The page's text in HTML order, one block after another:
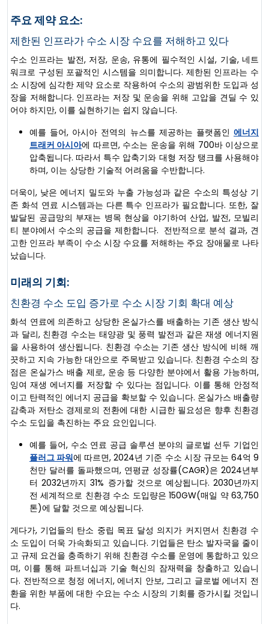
주요 제약 요소:
제한된 인프라가 수소 시장 수요를 저해하고 있다
수소 인프라는 발전, 저장, 운송, 유통에 필수적인 시설, 기술, 네트
워크로 구성된 포괄적인 시스템을 의미합니다. 제한된 인프라는 수
소 시장에 심각한 제약 요소로 작용하여 수소의 광범위한 도입과 성
장을 저해합니다. 인프라는 저장 및 운송을 위해 고압을 견딜 수 있
어야 하지만, 이를 실현하기는 쉽지 않습니다.
예를 들어, 아시아 전역의 뉴스를 제공하는 플랫폼인 에너지
트래커 아시아에 따르면, 수소는 운송을 위해 700바 이상으로
압축됩니다. 따라서 특수 압축기와 대형 저장 탱크를 사용해야
하며, 이는 상당한 기술적 어려움을 수반합니다.
더욱이, 낮은 에너지 밀도와 누출 가능성과 같은 수소의 특성상 기
존 화석 연료 시스템과는 다른 특수 인프라가 필요합니다. 또한, 잘
발달된 공급망의 부재는 병목 현상을 야기하여 산업, 발전, 모빌리
티 분야에서 수소의 공급을 제한합니다. 전반적으로 분석 결과, 견
고한 인프라 부족이 수소 시장 수요를 저해하는 주요 장애물로 나타
났습니다.
미래의 기회:
친환경 수소 도입 증가로 수소 시장 기회 확대 예상
화석 연료에 의존하고 상당한 온실가스를 배출하는 기존 생산 방식
과 달리, 친환경 수소는 태양광 및 풍력 발전과 같은 재생 에너지원
을 사용하여 생산됩니다. 친환경 수소는 기존 생산 방식에 비해 깨
끗하고 지속 가능한 대안으로 주목받고 있습니다. 친환경 수소의 장
점은 온실가스 배출 제로, 운송 등 다양한 분야에서 활용 가능하며,
잉여 재생 에너지를 저장할 수 있다는 점입니다. 이를 통해 안정적
이고 탄력적인 에너지 공급을 확보할 수 있습니다. 온실가스 배출량
감축과 저탄소 경제로의 전환에 대한 시급한 필요성은 향후 친환경
수소 도입을 촉진하는 주요 요인입니다.
예를 들어, 수소 연료 공급 솔루션 분야의 글로벌 선두 기업인
플러그 파워에 따르면, 2024년 기준 수소 시장 규모는 64억 9
천만 달러를 돌파했으며, 연평균 성장률(CAGR)은 2024년부
터 2032년까지 31% 증가할 것으로 예상됩니다. 2030년까지
전 세계적으로 친환경 수소 도입량은 150GW(매일 약 63,750
톤)에 달할 것으로 예상됩니다.
게다가, 기업들의 탄소 중립 목표 달성 의지가 커지면서 친환경 수
소 도입이 더욱 가속화되고 있습니다. 기업들은 탄소 발자국을 줄이
고 규제 요건을 충족하기 위해 친환경 수소를 운영에 통합하고 있으
며, 이를 통해 파트너십과 기술 혁신의 잠재력을 창출하고 있습니
다. 전반적으로 청정 에너지, 에너지 안보, 그리고 글로벌 에너지 전
환을 위한 부품에 대한 수요는 수소 시장의 기회를 증가시킬 것입니
다.